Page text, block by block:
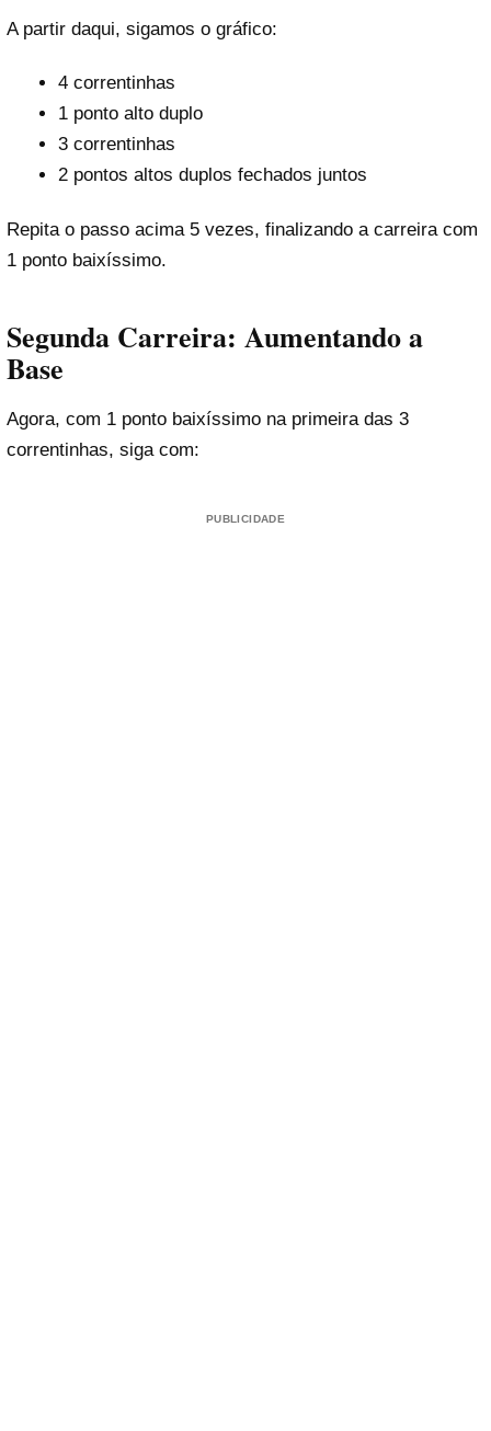
A partir daqui, sigamos o gráfico:
4 correntinhas
1 ponto alto duplo
3 correntinhas
2 pontos altos duplos fechados juntos
Repita o passo acima 5 vezes, finalizando a carreira com
1 ponto baixíssimo.
Segunda Carreira: Aumentando a
Base
Agora, com 1 ponto baixíssimo na primeira das 3
correntinhas, siga com:
PUBLICIDADE